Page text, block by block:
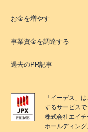
お金を増やす
事業資金を調達する
過去のPR記事
「 イーデス 」
するサービスで
株式会社エイ
ホールディング